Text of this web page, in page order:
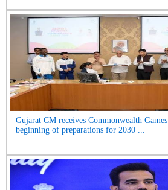
Gujarat CM receives Commonwealth
beginning of preparations for 2030 ...